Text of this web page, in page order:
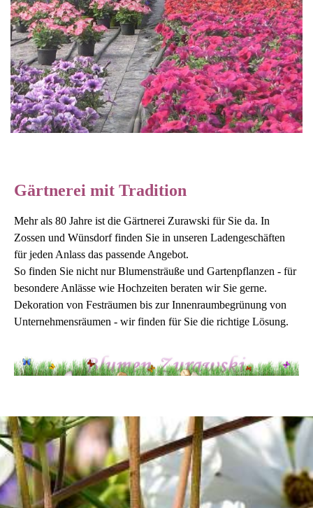
Gärtnerei mit Tradition
Mehr als 80 Jahre ist die Gärtnerei Zurawski für Sie da. In
Zossen und Wünsdorf finden Sie in unseren Ladengeschäften
für jeden Anlass das passende Angebot.
So finden Sie nicht nur Blumensträuße und Gartenpflanzen - für
besondere Anlässe wie Hochzeiten beraten wir Sie gerne.
Dekoration von Festräumen bis zur Innenraumbegrünung von
Unternehmensräumen - wir finden für Sie die richtige Lösung.